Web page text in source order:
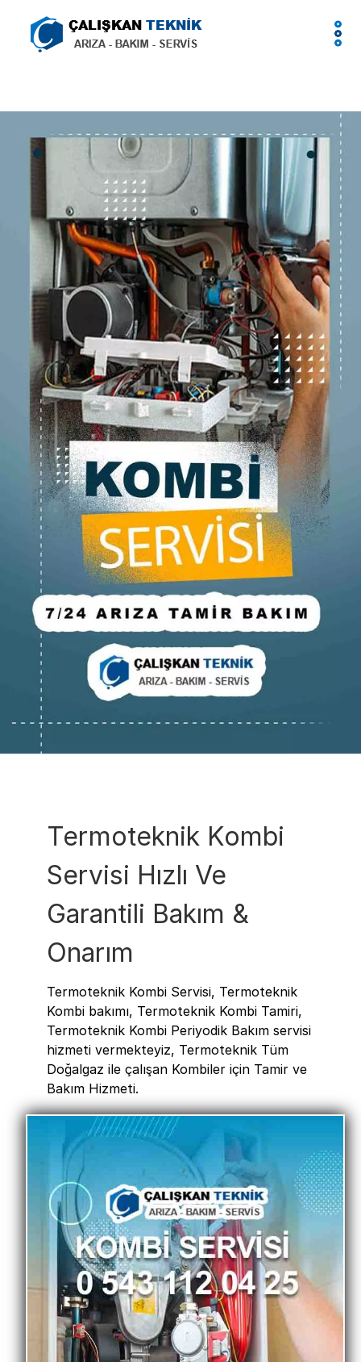
Termoteknik Kombi
Servisi Hızlı Ve
Garantili Bakım &
Onarım
Termoteknik Kombi Servisi, Termoteknik
Kombi bakımı, Termoteknik Kombi Tamiri,
Termoteknik Kombi Periyodik Bakım servisi
hizmeti vermekteyiz, Termoteknik Tüm
Doğalgaz ile çalışan Kombiler için Tamir ve
Bakım Hizmeti.